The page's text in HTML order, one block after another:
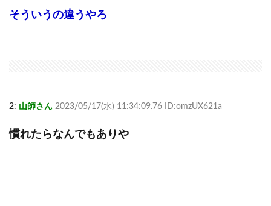
そういうの違うやろ
2: 山師さん 2023/05/17(水) 11:34:09.76 ID:omzUX621a
慣れたらなんでもありや